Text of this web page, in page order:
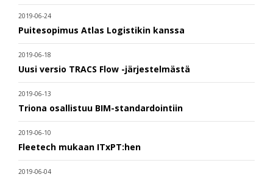
2019-06-24
Puitesopimus Atlas Logistikin kanssa
2019-06-18
Uusi versio TRACS Flow -järjestelmästä
2019-06-13
Triona osallistuu BIM-standardointiin
2019-06-10
Fleetech mukaan ITxPT:hen
2019-06-04